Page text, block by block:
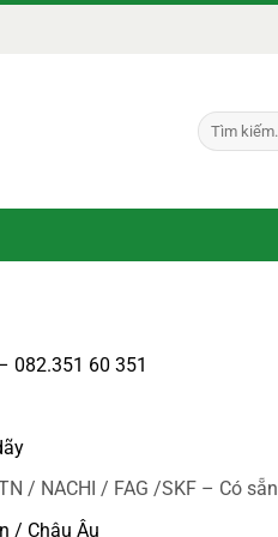
Tìm
kiếm:
082.351 60 351
/ NACHI / FAG /SKF – Có sẵn
/ Châu Âu